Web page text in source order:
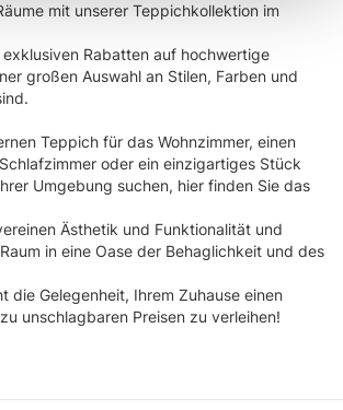
ricerca di caratteristiche specifiche
vengono elaborati i tuoi dati personali
nella
sui cookie.
per personalizzare contenuti ed
funzionalità dei social media e per
traffico. Condividiamo inoltre
in cui utilizza il nostro sito con i
si occupano di analisi dei dati web,
mit unserer Teppichkollektion im
Rabatten auf hochwertige
großen Auswahl an Stilen, Farben und
Teppich für das Wohnzimmer, einen
oder ein einzigartiges Stück
Umgebung suchen, hier finden Sie das
Ästhetik und Funktionalität und
in eine Oase der Behaglichkeit und des
die Gelegenheit, Ihrem Zuhause einen
unschlagbaren Preisen zu verleihen!